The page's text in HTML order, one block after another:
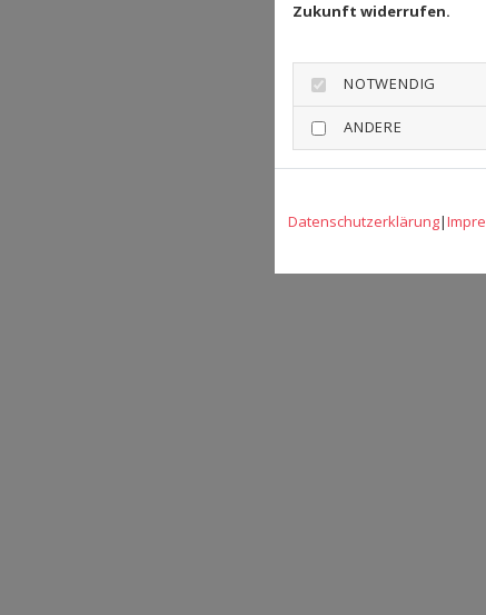
Zukunft widerrufen.
NOTWENDIG
ANDERE
Datenschutzerklärung|